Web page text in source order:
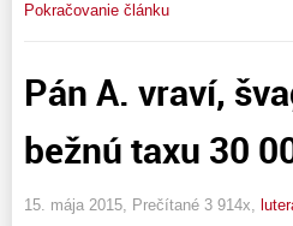
Pokračovanie článku
Pán A. vraví,
bežnú taxu 30
15. mája 2015, Prečítané 3 914x,